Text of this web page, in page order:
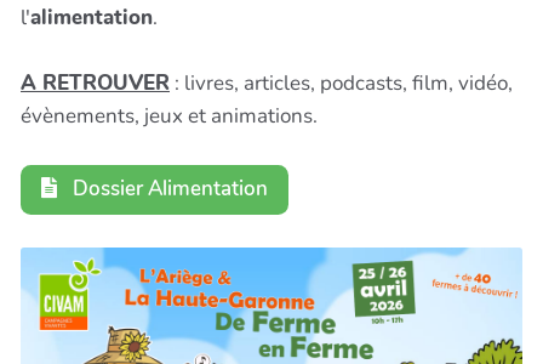
l'alimentation.
A RETROUVER : livres, articles, podcasts, film, vidéo,
évènements, jeux et animations.
Dossier Alimentation